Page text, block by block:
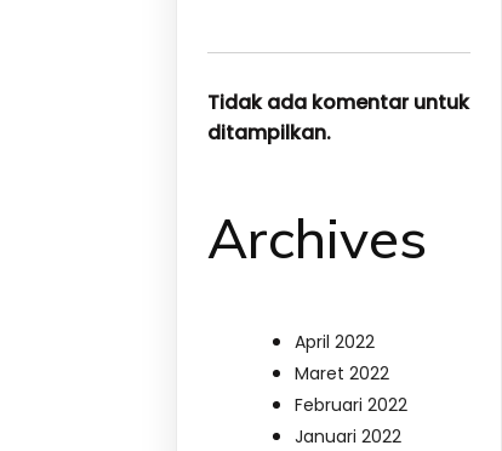
Tidak ada komentar untuk
ditampilkan.
Archives
April 2022
Maret 2022
Februari 2022
Januari 2022